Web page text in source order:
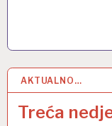
AKTUALNO…
Treća
13 PRO 2020